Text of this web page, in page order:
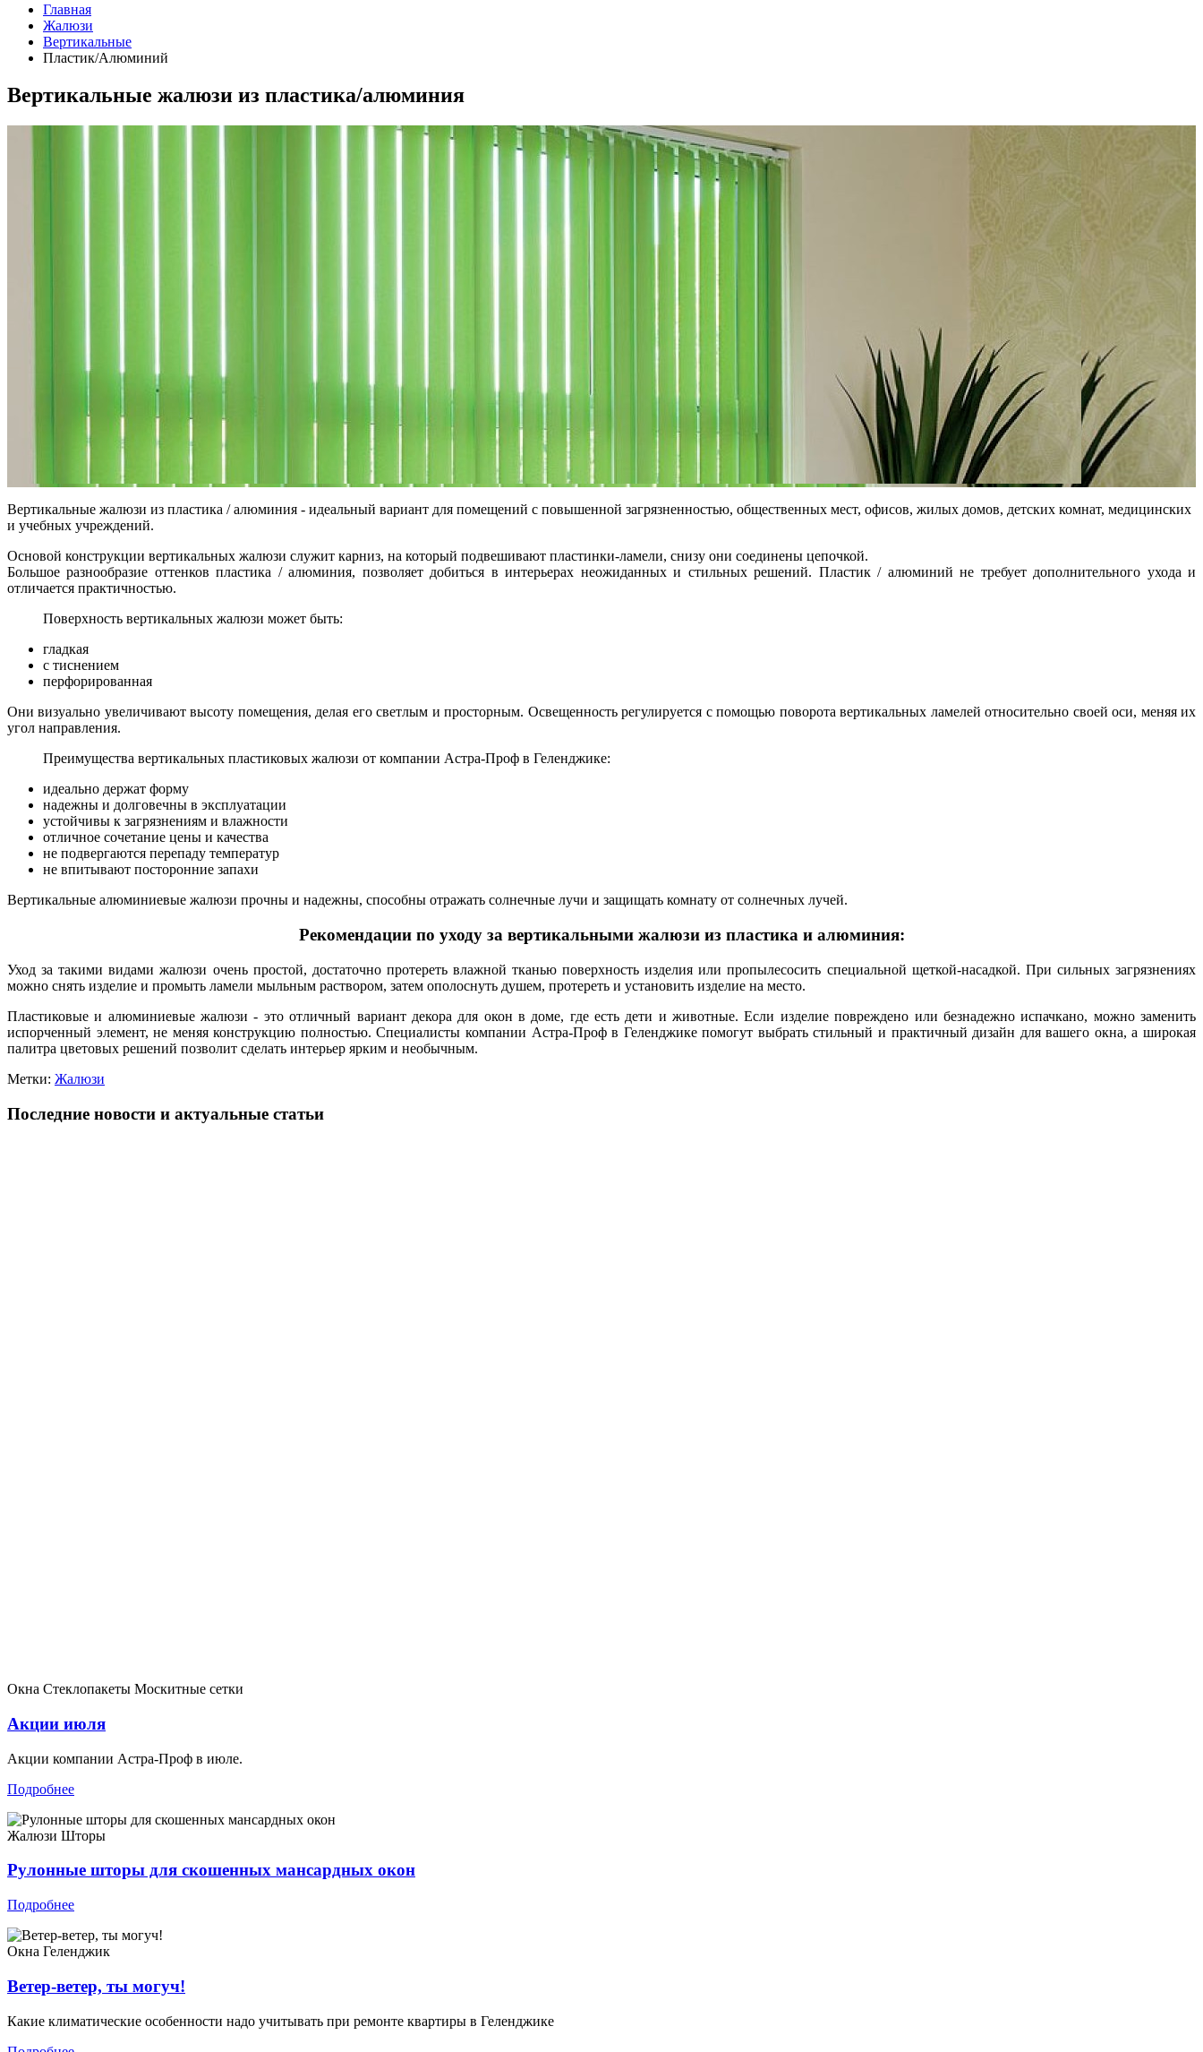
Главная
Жалюзи
Вертикальные
Пластик/Алюминий
Вертикальные жалюзи из пластика/алюминия
Вертикальные жалюзи из пластика / алюминия - идеальный вариант для помещений с повышенной загрязненностью, общественных мест, офисов, жилых домов, детских комнат, медицинских
и учебных учреждений.
Основой конструкции вертикальных жалюзи служит карниз, на который подвешивают пластинки-ламели, снизу они соединены цепочкой.
Большое разнообразие оттенков пластика / алюминия, позволяет добиться в интерьерах неожиданных и стильных решений. Пластик / алюминий не требует дополнительного ухода и
отличается практичностью.
Поверхность вертикальных жалюзи может быть:
гладкая
с тиснением
перфорированная
Они визуально увеличивают высоту помещения, делая его светлым и просторным. Освещенность регулируется с помощью поворота вертикальных ламелей относительно своей оси, меняя их
угол направления.
Преимущества вертикальных пластиковых жалюзи от компании Астра-Проф в Геленджике:
идеально держат форму
надежны и долговечны в эксплуатации
устойчивы к загрязнениям и влажности
отличное сочетание цены и качества
не подвергаются перепаду температур
не впитывают посторонние запахи
Вертикальные алюминиевые жалюзи прочны и надежны, способны отражать солнечные лучи и защищать комнату от солнечных лучей.
Рекомендации по уходу за вертикальными жалюзи из пластика и алюминия:
Уход за такими видами жалюзи очень простой, достаточно протереть влажной тканью поверхность изделия или пропылесосить специальной щеткой-насадкой. При сильных загрязнениях
можно снять изделие и промыть ламели мыльным раствором, затем ополоснуть душем, протереть и установить изделие на место.
Пластиковые и алюминиевые жалюзи - это отличный вариант декора для окон в доме, где есть дети и животные. Если изделие повреждено или безнадежно испачкано, можно заменить
испорченный элемент, не меняя конструкцию полностью. Специалисты компании Астра-Проф в Геленджике помогут выбрать стильный и практичный дизайн для вашего окна, а широкая
палитра цветовых решений позволит сделать интерьер ярким и необычным.
Метки: Жалюзи
Последние новости и актуальные статьи
Окна Стеклопакеты Москитные сетки
Акции июля
Акции компании Астра-Проф в июле.
Подробнее
Жалюзи Шторы
Рулонные шторы для скошенных мансардных окон
Подробнее
Окна Геленджик
Ветер-ветер, ты могуч!
Какие климатические особенности надо учитывать при ремонте квартиры в Геленджике